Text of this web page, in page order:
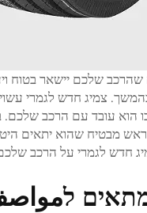
שלכם יישאר בטוח
בהמשך. צמיג חדש לגמרי
עובד עם הרכב שלכם.
מבטיח שהוא יתאים
חדש לגמרי על הרכב